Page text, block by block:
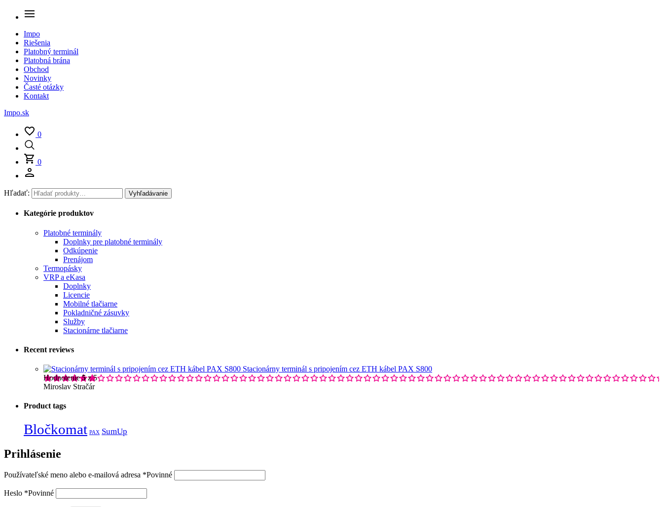
Impo
Riešenia
Platobný terminál
Platobná brána
Obchod
Novinky
Časté otázky
Kontakt
Impo.sk
0
0
Hľadať: Vyhľadávanie
Kategórie produktov
Platobné terminály
Doplnky pre platobné terminály
Odkúpenie
Prenájom
Termopásky
VRP a eKasa
Doplnky
Licencie
Mobilné tlačiarne
Pokladničné zásuvky
Služby
Stacionárne tlačiarne
Recent reviews
Stacionárny terminál s pripojením cez ETH kábel PAX S800
Hodnotenie5z 5
Miroslav Stračár
Product tags
Bločkomat PAX SumUp
Prihlásenie
Používateľské meno alebo e-mailová adresa *Povinné
Heslo *Povinné